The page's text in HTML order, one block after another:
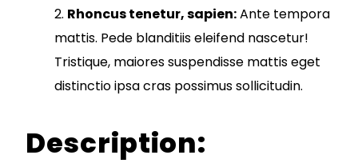
Rhoncus tenetur, sapien:Ante tempora
mattis. Pede blanditiis eleifend nascetur!
Tristique, maiores suspendisse mattis eget
distinctio ipsa cras possimus sollicitudin.
Description: